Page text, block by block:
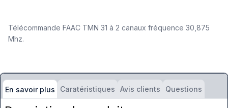
Télécommande FAAC TMN 31 à 2 canaux fréquence 30,875
Mhz.
En savoir plus Caratéristiques Avis clients Questions